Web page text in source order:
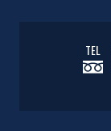
TEL